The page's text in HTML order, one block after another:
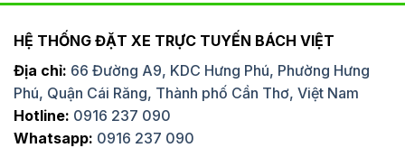
HỆ THỐNG ĐẶT XE TRỰC TUYẾN BÁCH VIỆT
Địa chỉ: 66 Đường A9, KDC Hưng Phú, Phường Hưng
Phú, Quận Cái Răng, Thành phố Cần Thơ, Việt Nam
Hotline: 0916 237 090
Whatsapp: 0916 237 090